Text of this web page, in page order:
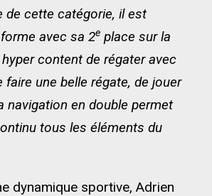
de cette catégorie, il est
avec sa 2e place sur la
content de régater avec
faire une belle régate, de jouer
navigation en double permet
tous les éléments du
dynamique sportive, Adrien